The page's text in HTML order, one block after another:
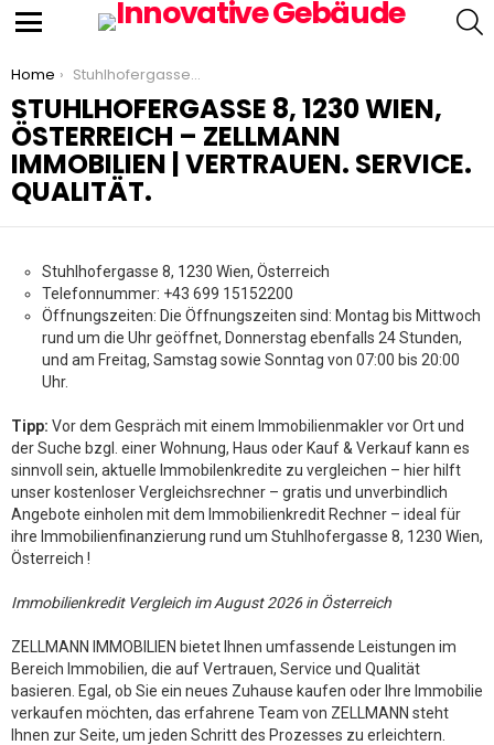
You are here:
Home Stuhlhofergasse 8, 1230 Wien, Österreich – ZELLMANN IMMOBILIEN | Vertrauen. Service. Qualität.
STUHLHOFERGASSE 8, 1230 WIEN,
ÖSTERREICH – ZELLMANN
IMMOBILIEN | VERTRAUEN. SERVICE.
QUALITÄT.
Stuhlhofergasse 8, 1230 Wien, Österreich
Telefonnummer: +43 699 15152200
Öffnungszeiten: Die Öffnungszeiten sind: Montag bis Mittwoch
rund um die Uhr geöffnet, Donnerstag ebenfalls 24 Stunden,
und am Freitag, Samstag sowie Sonntag von 07:00 bis 20:00
Uhr.
Tipp: Vor dem Gespräch mit einem Immobilienmakler vor Ort und
der Suche bzgl. einer Wohnung, Haus oder Kauf & Verkauf kann es
sinnvoll sein, aktuelle Immobilenkredite zu vergleichen – hier hilft
unser kostenloser Vergleichsrechner – gratis und unverbindlich
Angebote einholen mit dem Immobilienkredit Rechner – ideal für
ihre Immobilienfinanzierung rund um Stuhlhofergasse 8, 1230 Wien,
Österreich !
Immobilienkredit Vergleich im August 2026 in Österreich
ZELLMANN IMMOBILIEN bietet Ihnen umfassende Leistungen im
Bereich Immobilien, die auf Vertrauen, Service und Qualität
basieren. Egal, ob Sie ein neues Zuhause kaufen oder Ihre Immobilie
verkaufen möchten, das erfahrene Team von ZELLMANN steht
Ihnen zur Seite, um jeden Schritt des Prozesses zu erleichtern.